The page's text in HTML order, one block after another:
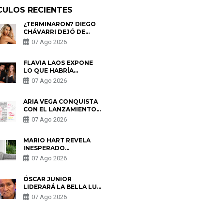
RECIENTES
¿TERMINARON? DIEGO
CHÁVARRI DEJÓ DE
SEGUIR A GABRIELA
HERRERA Y ANUNCIA SU
07 Ago 2026
FLAVIA LAOS EXPONE
LO QUE HABRÍA
BUSCADO PABLO
HEREDIA CON ALE
PARTES QUERÍA EL
REMEMBER”
07 Ago 2026
ARIA VEGA CONQUISTA
CON EL LANZAMIENTO
DE “TOTOTO (+4)”
07 Ago 2026
MARIO HART REVELA
INESPERADO
PROBLEMA DE SALUD
ANTES DE SEPARARSE
ENCONTRARON UN
TUMOR”
07 Ago 2026
ÓSCAR JUNIOR
LIDERARÁ LA BELLA LUZ
TRAS SALIDA DE SU
PADRE POR POLÉMICA
07 Ago 2026